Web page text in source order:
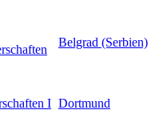
Belgrad (Serbien)
I Dortmund